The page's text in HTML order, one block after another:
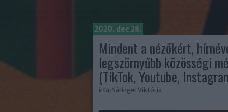
2020. dec 28.
Mindent a nézőkért,
legszörnyűbb közösségi
(TikTok, Youtube,
írta: Sáringer Viktória